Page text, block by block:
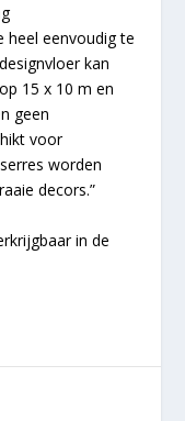
heel eenvoudig te
kan
15 x 10 m en
geen
voor
worden
decors.”
in de